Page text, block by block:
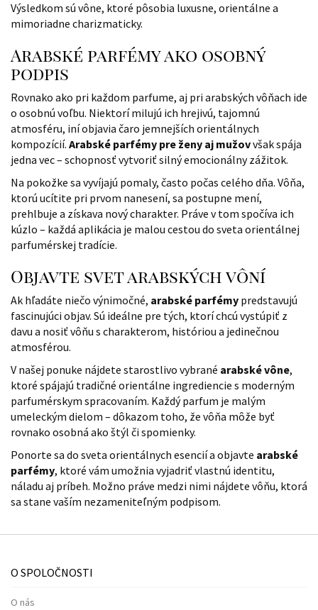
Výsledkom sú vône, ktoré pôsobia luxusne, orientálne a
mimoriadne charizmaticky.
Arabské parfémy ako osobný
podpis
Rovnako ako pri každom parfume, aj pri arabských vôňach ide
o osobnú voľbu. Niektorí milujú ich hrejivú, tajomnú
atmosféru, iní objavia čaro jemnejších orientálnych
kompozícií. Arabské parfémy pre ženy aj mužovvšak spája
jedna vec – schopnosť vytvoriť silný emocionálny zážitok.
Na pokožke sa vyvíjajú pomaly, často počas celého dňa. Vôňa,
ktorú ucítite pri prvom nanesení, sa postupne mení,
prehlbuje a získava nový charakter. Práve v tom spočíva ich
kúzlo – každá aplikácia je malou cestou do sveta orientálnej
parfumérskej tradície.
Objavte svet arabských vôní
Ak hľadáte niečo výnimočné, arabské parfémy predstavujú
fascinujúci objav. Sú ideálne pre tých, ktorí chcú vystúpiť z
davu a nosiť vôňu s charakterom, históriou a jedinečnou
atmosférou.
V našej ponuke nájdete starostlivo vybrané arabské vône,
ktoré spájajú tradičné orientálne ingrediencie s moderným
parfumérskym spracovaním. Každý parfum je malým
umeleckým dielom – dôkazom toho, že vôňa môže byť
rovnako osobná ako štýl či spomienky.
Ponorte sa do sveta orientálnych esencií a objavte arabské
parfémy, ktoré vám umožnia vyjadriť vlastnú identitu,
náladu aj príbeh. Možno práve medzi nimi nájdete vôňu, ktorá
sa stane vaším nezameniteľným podpisom.
O SPOLOČNOSTI
O nás